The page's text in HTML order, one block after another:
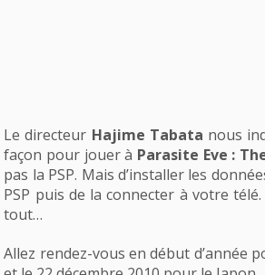
Le directeur Hajime Tabata nous
façon pour jouer à Parasite Eve :
pas la PSP. Mais d’installer les
PSP puis de la connecter à votre
tout…
Allez rendez-vous en début d’année